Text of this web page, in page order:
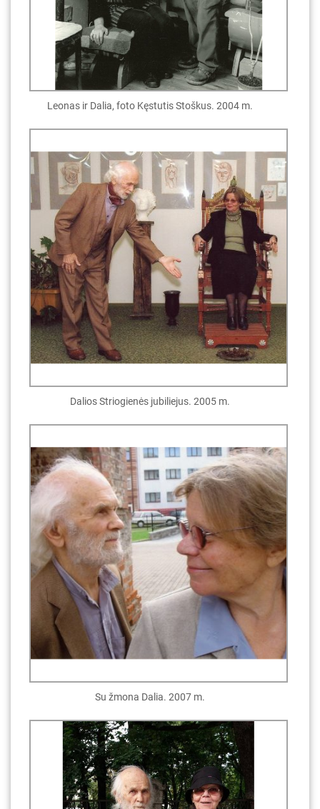
Leonas ir Dalia, foto Kęstutis Stoškus. 2004 m.
Dalios Striogienės jubiliejus. 2005 m.
Su žmona Dalia. 2007 m.